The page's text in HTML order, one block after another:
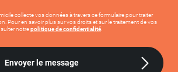
collecte vos données à travers ce formulaire pour traiter
Pour en savoir plus sur vos droits et sur le traitement de vos
notrepolitique de confidentialité
Envoyer le message